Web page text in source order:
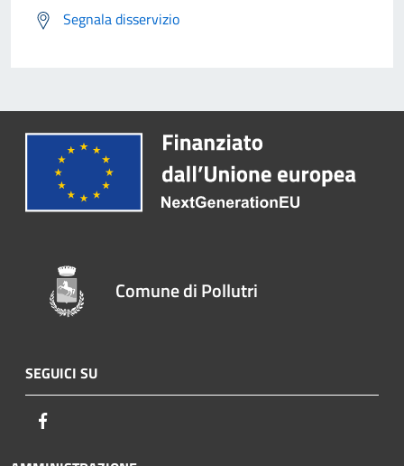
Segnala disservizio
Comune di Pollutri
SEGUICI SU